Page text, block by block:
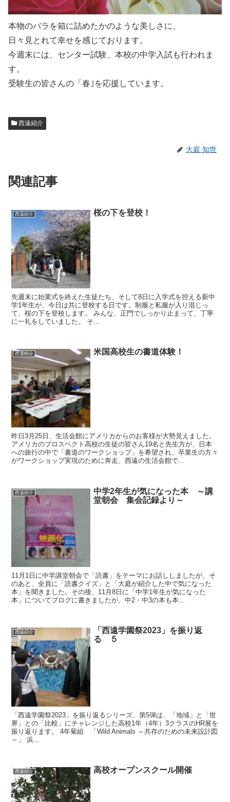
本物のバラを箱に詰めたかのような美しさに、
日々見とれて幸せを感じております。
今週末には、センター試験、本校の中学入試も行われま
す。
受験生の皆さんの「春｣を応援しています。
西遠紹介
大庭 知世
関連記事
西遠紹介 桜の下を登校！
先週末に始業式を終えた生徒たち、そして8日に入学式を控える新中
学1年生が、今日は共に登校する日です。制服と私服が入り混じっ
て、桜の下を登校します。 みんな、正門でしっかり止まって、丁寧
に一礼をしていました。 そ...
西遠紹介 米国高校生の書道体験！
昨日3月25日、生活会館にアメリカからのお客様が大勢見えました。
アメリカのプロスペクト高校の生徒の皆さん19名と先生方が、日本
への旅行の中で「書道のワークショップ」を希望され、卒業生の方々
がワークショップ実現のために奔走、西遠の生活会館で...
西遠紹介
中学2年生が気になった本 ～講
堂朝会 集会記録より～
11月1日に中学講堂朝会で「読書」をテーマにお話ししましたが、そ
のあと、全員に「読書クイズ」と「大庭が紹介した中で気になった
本」を聞きました。その後、11月8日に「中学1年生が気になった
本」についてブログに書きましたが、中2・中3の本も本...
西遠紹介
「西遠学園祭2023」を振り返
る ５
「西遠学園祭2023」を振り返るシリーズ、第5弾は、「地域」と「世
界」との「比較」にチャレンジした高校1年（4年）3クラスのHR展を
振り返ります。 4年菊組 「Wild Animals ～共存のための未来設計図
～」 浜...
西遠紹介 高校オープンスクール開催